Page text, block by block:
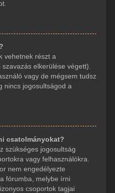
vehetnek részt a
elkerülése végett).
vagy de mégsem tudsz
nincs jogosultságod a
csatolmányokat?
szükséges jogosultság
vagy felhasználókra.
nem engedélyezte
fórumba, melybe írni
csoportok tagjai